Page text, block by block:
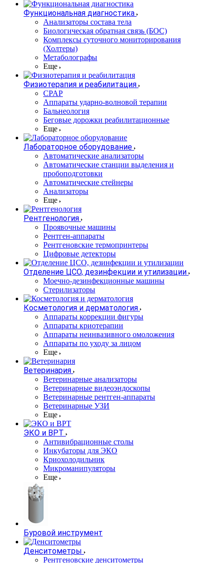
Функциональная диагностика
Анализаторы состава тела
Биологическая обратная связь (БОС)
Комплексы суточного мониторирования
(Холтеры)
Метаболографы
Еще
Физиотерапия и реабилитация
CPAP
Аппараты ударно-волновой терапии
Бальнеология
Беговые дорожки реабилитационные
Еще
Лабораторное оборудование
Автоматические анализаторы
Автоматические станции выделения и
пробоподготовки
Автоматические стейнеры
Анализаторы
Еще
Рентгенология
Проявочные машины
Рентген-аппараты
Рентгеновские термопринтеры
Цифровые детекторы
Отделение ЦСО, дезинфекции и утилизации
Моечно-дезинфекционные машины
Стерилизаторы
Косметология и дерматология
Аппараты коррекции фигуры
Аппараты криотерапии
Аппараты неинвазивного омоложения
Аппараты по уходу за лицом
Еще
Ветеринария
Ветеринарные анализаторы
Ветеринарные видеоэндоскопы
Ветеринарные рентген-аппараты
Ветеринарные УЗИ
Еще
ЭКО и ВРТ
Антивибрационные столы
Инкубаторы для ЭКО
Криохолодильник
Микроманипуляторы
Еще
Буровой инструмент
Денситометры
Рентгеновские денситометры